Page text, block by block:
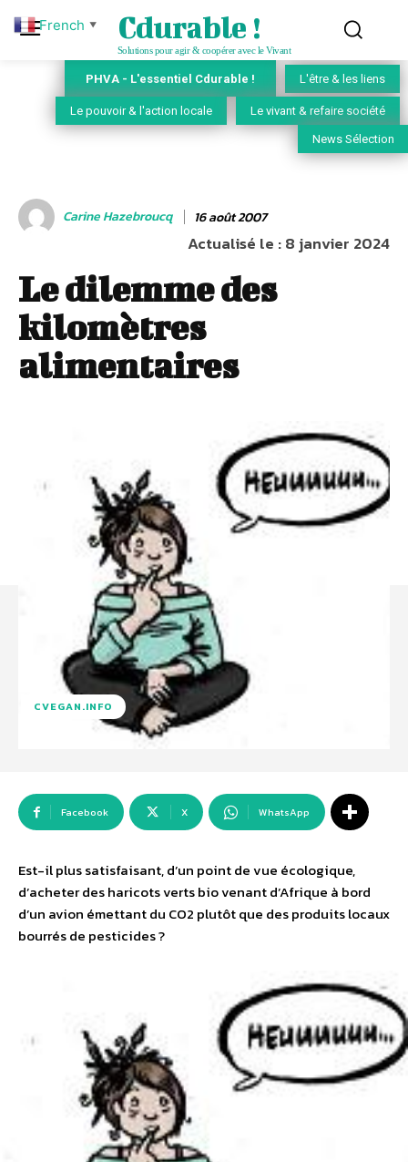
Cdurable !
Solutions pour agir & coopérer avec le Vivant
PHVA - L'essentiel Cdurable ! L'être & les liens
Le pouvoir & l'action locale Le vivant & refaire société
News Sélection
Carine Hazebroucq 16 août 2007
Actualisé le :8 janvier 2024
Le dilemme des
kilomètres
alimentaires
CVEGAN.INFO
Facebook X WhatsApp
Est-il plus satisfaisant, d’un point de vue écologique,
d’acheter des haricots verts bio venant d’Afrique à bord
d’un avion émettant du CO2 plutôt que des produits locaux
bourrés de pesticides ?
French ▼